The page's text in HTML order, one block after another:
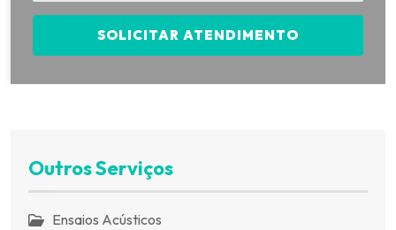
SOLICITAR ATENDIMENTO
Outros Serviços
Ensaios Acústicos